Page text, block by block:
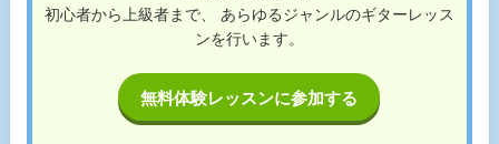
初心者から上級者まで、 あらゆるジャンルのギターレッス
ンを行います。
無料体験レッスンに参加する